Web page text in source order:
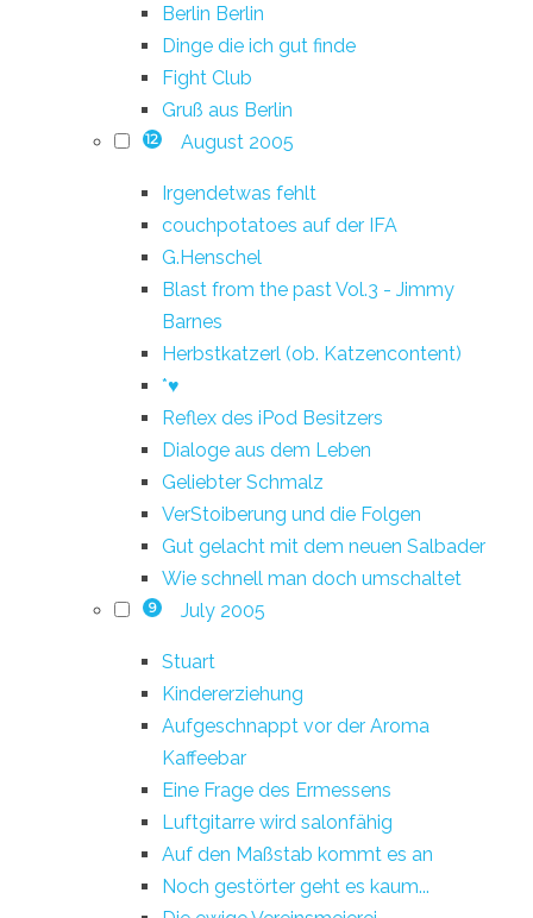
Berlin Berlin
Dinge die ich gut finde
Fight Club
Gruß aus Berlin
12 August 2005
Irgendetwas fehlt
couchpotatoes auf der IFA
G.Henschel
Blast from the past Vol.3 - Jimmy
Barnes
Herbstkatzerl (ob. Katzencontent)
*♥
Reflex des iPod Besitzers
Dialoge aus dem Leben
Geliebter Schmalz
VerStoiberung und die Folgen
Gut gelacht mit dem neuen Salbader
Wie schnell man doch umschaltet
9 July 2005
Stuart
Kindererziehung
Aufgeschnappt vor der Aroma
Kaffeebar
Eine Frage des Ermessens
Luftgitarre wird salonfähig
Auf den Maßstab kommt es an
Noch gestörter geht es kaum...